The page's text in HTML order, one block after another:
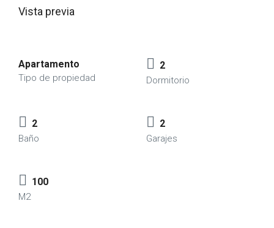
Vista previa
Apartamento
Tipo de propiedad
2
Dormitorio
2
Baño
2
Garajes
100
M2